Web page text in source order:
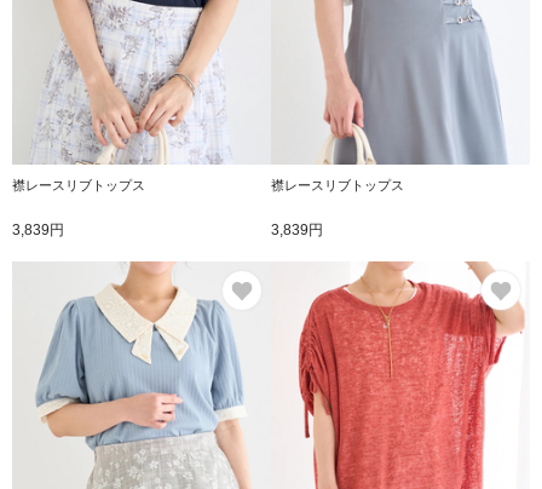
襟レースリブトップス
3,839円
襟レースリブトップス
3,839円